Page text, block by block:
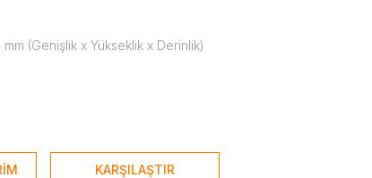
mm (Genişlik x Yükseklik x Derinlik)
KARŞILAŞTIR